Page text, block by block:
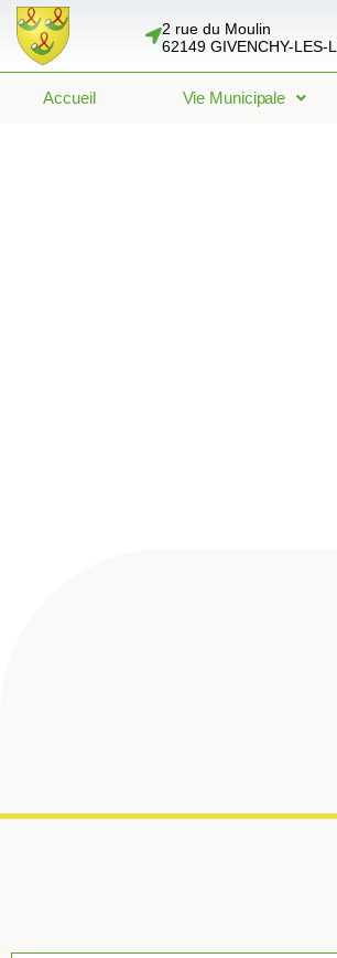
2 rue du Moulin
62149 GIVENCHY-LES-
Accueil Vie Municipale